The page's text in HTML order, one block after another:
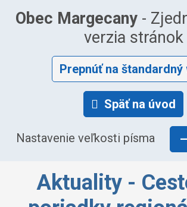
Obec Margecany -
verzia stránok
Prepnúť na štandardný
Späť na úvod
Nastavenie veľkosti písma
Aktuality -